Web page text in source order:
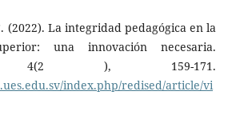
(2022). La integridad pedagógica en la
una innovación necesaria.
4(2 ), 159-171.
index.php/redised/article/vi